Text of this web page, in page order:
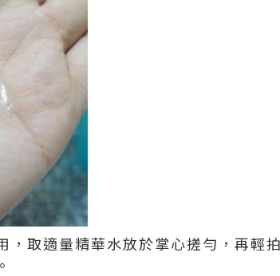
，取適量精華水放於掌心搓勻，再輕